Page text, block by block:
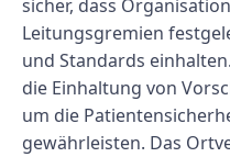
sicher, dass
Leitungsgremien
und Standards
die Einhaltung von
um die
gewährleisten. Das